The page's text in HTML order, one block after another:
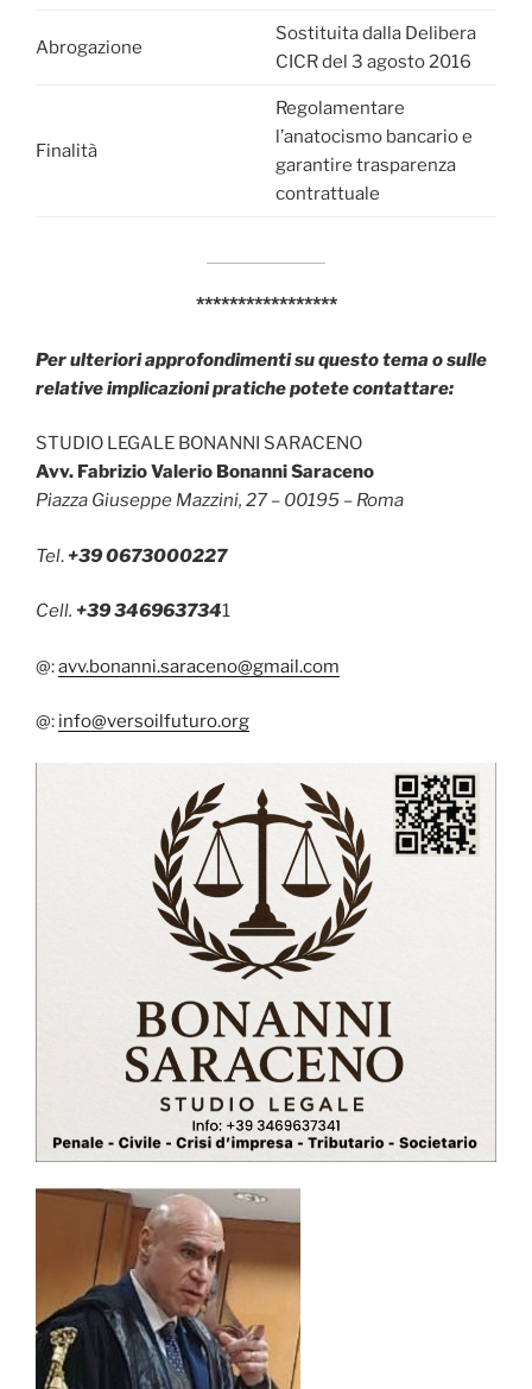
Abrogazione
Sostituita dalla Delibera
CICR del 3 agosto 2016
Finalità
Regolamentare
l’anatocismo bancario e
garantire trasparenza
contrattuale
*****************
Per ulteriori approfondimenti su questo tema o sulle
relative implicazioni pratiche potete contattare:
STUDIO LEGALE BONANNI SARACENO
Avv. Fabrizio Valerio Bonanni Saraceno
Piazza Giuseppe Mazzini, 27 – 00195 – Roma
Tel.+39 0673000227
Cell. +39 3469637341
@:avv.bonanni.saraceno@gmail.com
@: info@versoilfuturo.org